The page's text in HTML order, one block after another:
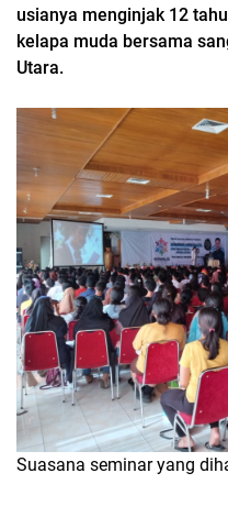
usianya menginjak 12
kelapa muda bersama
Utara.
Suasana seminar yang